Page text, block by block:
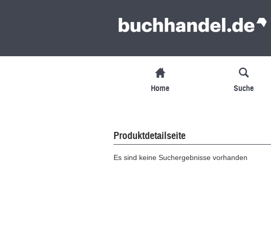
Home Suche
Produktdetailseite
Es sind keine Suchergebnisse vorhanden